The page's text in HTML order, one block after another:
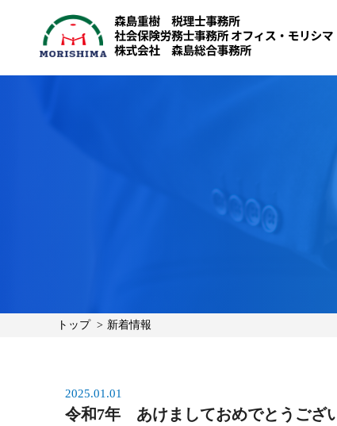
トップ 新着情報
2025.01.01
令和7年 あけましておめでとうござ